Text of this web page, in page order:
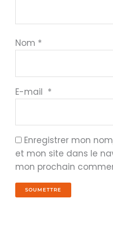
Nom *
E-mail *
Enregistrer mon
et mon site dans le
mon prochain